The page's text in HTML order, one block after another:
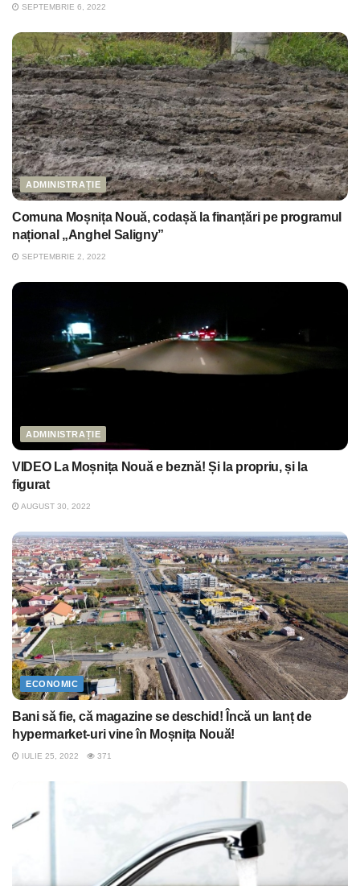
SEPTEMBRIE 6, 2022
ADMINISTRAȚIE
Comuna Moșnița Nouă, codașă la finanțări pe programul
național „Anghel Saligny”
SEPTEMBRIE 2, 2022
ADMINISTRAȚIE
VIDEO La Moșnița Nouă e beznă! Și la propriu, și la
figurat
AUGUST 30, 2022
ECONOMIC
Bani să fie, că magazine se deschid! Încă un lanț de
hypermarket-uri vine în Moșnița Nouă!
IULIE 25, 2022 371